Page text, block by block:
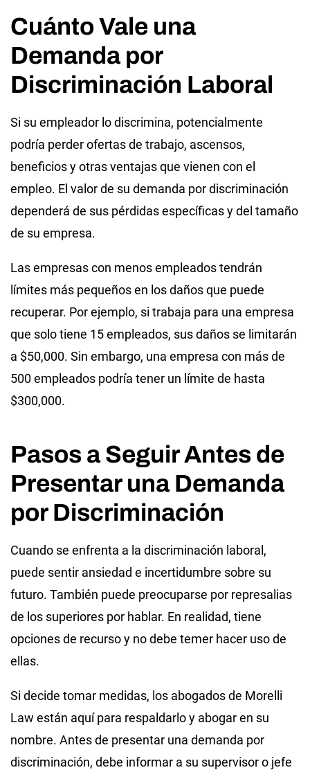
Cuánto Vale una
Demanda por
Discriminación Laboral
Si su empleador lo discrimina, potencialmente
podría perder ofertas de trabajo, ascensos,
beneficios y otras ventajas que vienen con el
empleo. El valor de su demanda por discriminación
dependerá de sus pérdidas específicas y del tamaño
de su empresa.
Las empresas con menos empleados tendrán
límites más pequeños en los daños que puede
recuperar. Por ejemplo, si trabaja para una empresa
que solo tiene 15 empleados, sus daños se limitarán
a $50,000. Sin embargo, una empresa con más de
500 empleados podría tener un límite de hasta
$300,000.
Pasos a Seguir Antes de
Presentar una Demanda
por Discriminación
Cuando se enfrenta a la discriminación laboral,
puede sentir ansiedad e incertidumbre sobre su
futuro. También puede preocuparse por represalias
de los superiores por hablar. En realidad, tiene
opciones de recurso y no debe temer hacer uso de
ellas.
Si decide tomar medidas, los abogados de Morelli
Law están aquí para respaldarlo y abogar en su
nombre. Antes de presentar una demanda por
discriminación, debe informar a su supervisor o jefe